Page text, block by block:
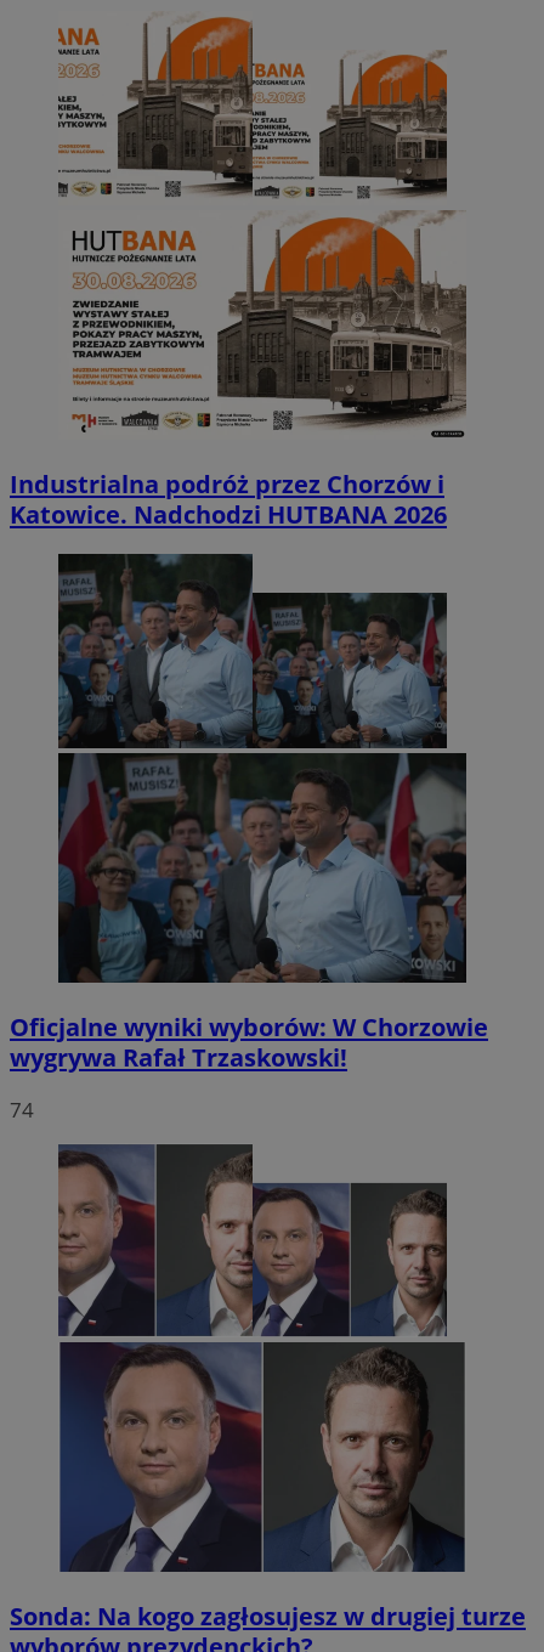
Industrialna podróż przez Chorzów i
Katowice. Nadchodzi HUTBANA 2026
Oficjalne wyniki wyborów: W Chorzowie
wygrywa Rafał Trzaskowski!
74
Sonda: Na kogo zagłosujesz w drugiej turze